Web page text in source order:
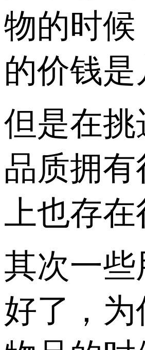
物的时
的价钱
但是在
品质拥
上也存
其次一
好了，